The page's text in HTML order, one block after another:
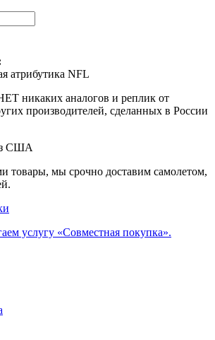
атрибутика NFL
никаких аналогов и реплик от
производителей, сделанных в России
США
товары, мы срочно доставим самолетом,
услугу «Совместная покупка».